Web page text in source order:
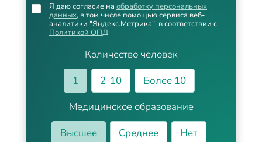
Количество человек
1
2-10
Более 10
Медицинское образование
Высшее
Среднее Нет
Я даю согласие на обработку персональных
данных, в том числе помощью сервиса веб-
аналитики "Яндекс.Метрика", в соответствии с
Политикой ОПД